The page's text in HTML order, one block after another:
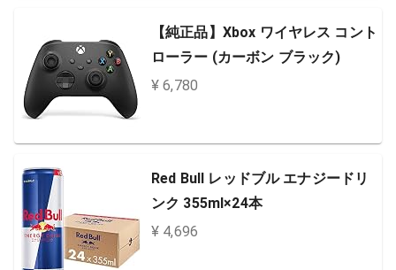
【純正品】Xbox ワイヤレス コント
ローラー (カーボン ブラック)
¥ 6,780
Red Bull レッドブル エナジードリ
ンク 355ml×24本
¥ 4,696